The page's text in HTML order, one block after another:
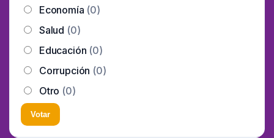
Economía (0)
Salud (0)
Educación (0)
Corrupción (0)
Otro (0)
Votar